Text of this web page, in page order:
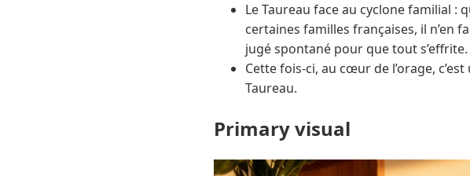
Le Taureau face au cyclone familial :
certaines familles françaises, il n’en
jugé spontané pour que tout s’effrite.
Cette fois-ci, au cœur de l’orage,
Taureau.
Primary visual